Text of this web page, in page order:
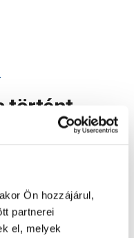
Ön hozzájárul,
partnerei
el, melyek
történt